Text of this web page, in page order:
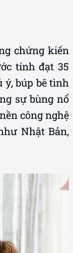
chứng kiến
tính đạt 35
ý, búp bê tình
sự bùng nổ
công nghệ
Nhật Bản,